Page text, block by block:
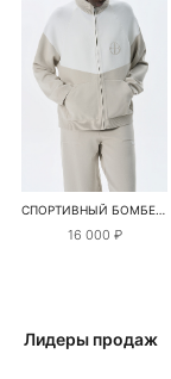
СПОРТИВНЫЙ БОМБЕР ИЗ ВИСКОЗЫ
16 000 ₽
Лидеры продаж